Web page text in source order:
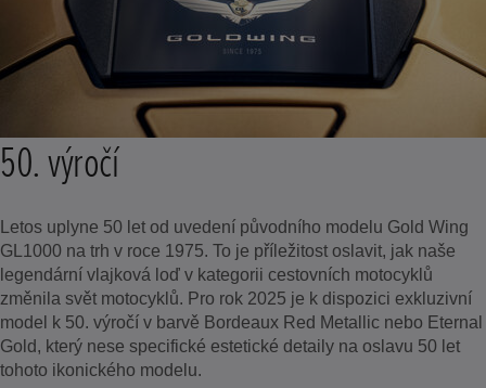
50. výročí
Letos uplyne 50 let od uvedení původního modelu Gold Wing
GL1000 na trh v roce 1975. To je příležitost oslavit, jak naše
legendární vlajková loď v kategorii cestovních motocyklů
změnila svět motocyklů. Pro rok 2025 je k dispozici exkluzivní
model k 50. výročí v barvě Bordeaux Red Metallic nebo Eternal
Gold, který nese specifické estetické detaily na oslavu 50 let
tohoto ikonického modelu.